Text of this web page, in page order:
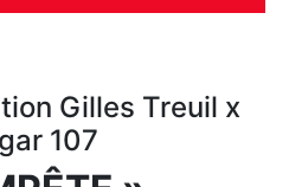
Gilles Treuil x
107